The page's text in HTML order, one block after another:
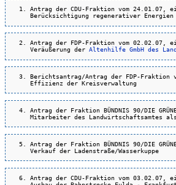
1. Antrag der CDU-Fraktion vom 24.01.07,
2. Antrag der FDP-Fraktion vom 02.02.07,
     Veräußerung der
Altenhilfe GmbH des
3. Berichtsantrag/Antrag der FDP-Fraktion
     Effizienz der Kreisverwaltung
4. Antrag der Fraktion BÜNDNIS 90/DIE
5. Antrag der Fraktion BÜNDNIS 90/DIE
     Verkauf der Ladenstraße/Wasserkuppe
6. Antrag der CDU-Fraktion vom 03.02.07,